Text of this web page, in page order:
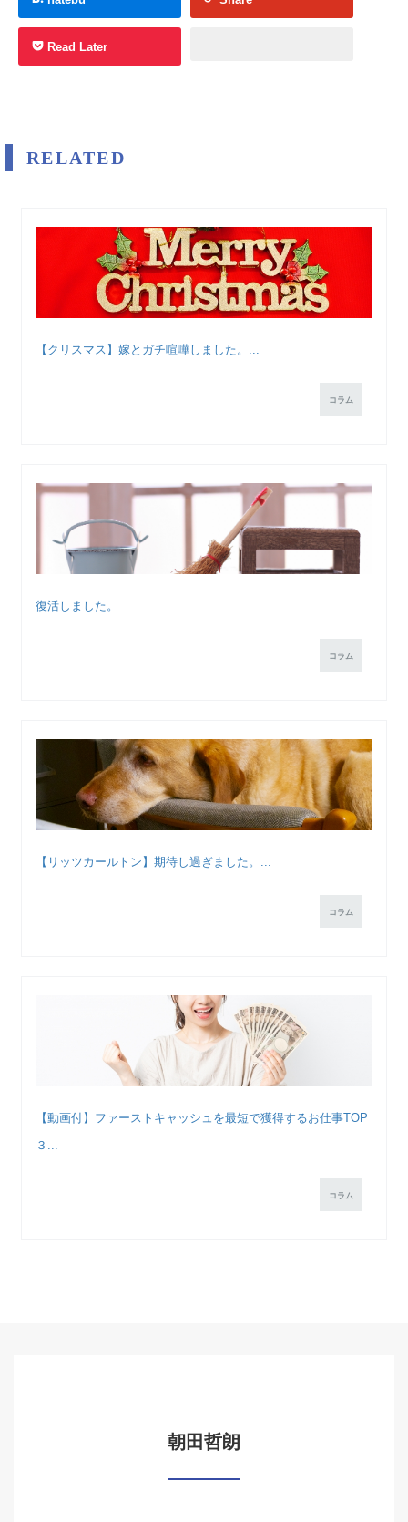
Read Later
RELATED
【クリスマス】嫁とガチ喧嘩しました。...
コラム
復活しました。
コラム
【リッツカールトン】期待し過ぎました。...
コラム
【動画付】ファーストキャッシュを最短で獲得するお仕事TOP
３...
コラム
朝田哲朗